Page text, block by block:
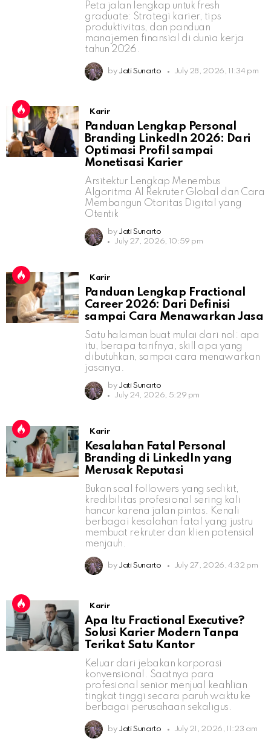
Peta jalan lengkap untuk fresh
graduate: Strategi karier, tips
produktivitas, dan panduan
manajemen finansial di dunia kerja
tahun 2026.
by Jati Sunarto July 28, 2026, 11:34 pm
Karir
Panduan Lengkap Personal
Branding LinkedIn 2026: Dari
Optimasi Profil sampai
Monetisasi Karier
Arsitektur Lengkap Menembus
Algoritma AI Rekruter Global dan Cara
Membangun Otoritas Digital yang
Otentik
by Jati Sunarto
July 27, 2026, 10:59 pm
Karir
Panduan Lengkap Fractional
Career 2026: Dari Definisi
sampai Cara Menawarkan Jasa
Satu halaman buat mulai dari nol: apa
itu, berapa tarifnya, skill apa yang
dibutuhkan, sampai cara menawarkan
jasanya.
by Jati Sunarto
July 24, 2026, 5:29 pm
Karir
Kesalahan Fatal Personal
Branding di LinkedIn yang
Merusak Reputasi
Bukan soal followers yang sedikit,
kredibilitas profesional sering kali
hancur karena jalan pintas. Kenali
berbagai kesalahan fatal yang justru
membuat rekruter dan klien potensial
menjauh.
by Jati Sunarto July 27, 2026, 4:32 pm
Karir
Apa Itu Fractional Executive?
Solusi Karier Modern Tanpa
Terikat Satu Kantor
Keluar dari jebakan korporasi
konvensional. Saatnya para
profesional senior menjual keahlian
tingkat tinggi secara paruh waktu ke
berbagai perusahaan sekaligus.
by Jati Sunarto July 21, 2026, 11:23 am